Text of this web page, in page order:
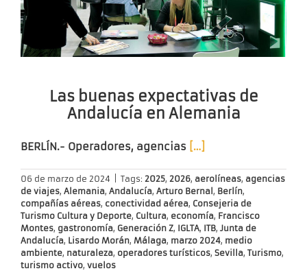
Las buenas expectativas de
Andalucía en Alemania
BERLÍN.- Operadores, agencias […]
06 de marzo de 2024 Tags: 2025, 2026, aerolíneas, agencias
de viajes, Alemania, Andalucía, Arturo Bernal , Berlín,
compañías aéreas, conectividad aérea, Consejeria de
Turismo Cultura y Deporte, Cultura, economía, Francisco
Montes, gastronomía, Generación Z, IGLTA, ITB, Junta de
Andalucía, Lisardo Morán, Málaga, marzo 2024, medio
ambiente, naturaleza, operadores turísticos, Sevilla, Turismo,
turismo activo, vuelos